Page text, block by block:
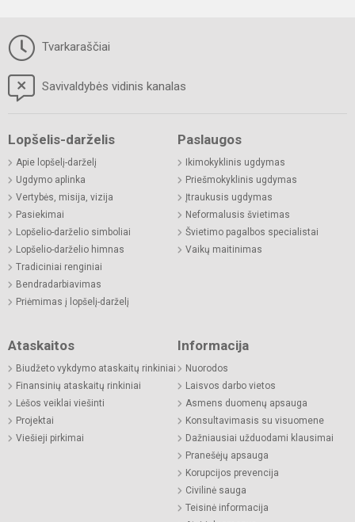
Tvarkaraščiai
Savivaldybės vidinis kanalas
Lopšelis-darželis
Apie lopšelį-darželį
Ugdymo aplinka
Vertybės, misija, vizija
Pasiekimai
Lopšelio-darželio simboliai
Lopšelio-darželio himnas
Tradiciniai renginiai
Bendradarbiavimas
Priėmimas į lopšelį-darželį
Paslaugos
Ikimokyklinis ugdymas
Priešmokyklinis ugdymas
Įtraukusis ugdymas
Neformalusis švietimas
Švietimo pagalbos specialistai
Vaikų maitinimas
Ataskaitos
Biudžeto vykdymo ataskaitų rinkiniai
Finansinių ataskaitų rinkiniai
Lėšos veiklai viešinti
Projektai
Viešieji pirkimai
Informacija
Nuorodos
Laisvos darbo vietos
Asmens duomenų apsauga
Konsultavimasis su visuomene
Dažniausiai užduodami klausimai
Pranešėjų apsauga
Korupcijos prevencija
Civilinė sauga
Teisinė informacija